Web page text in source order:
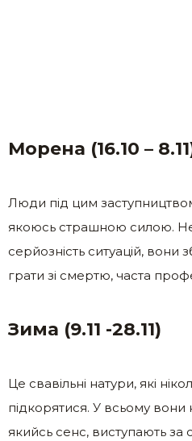
Морена (16.10 –
Люди під цим
якоюсь страшною силою.
серйозність ситуацій, вони
грати зі смертю, часта
Зима (9.11 -28.11)
Це свавільні натури, які
підкорятися. У всьому вони
якийсь сенс, виступають за